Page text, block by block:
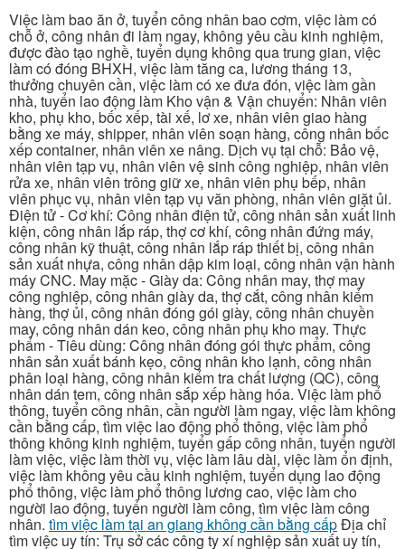
Việc làm bao ăn ở, tuyển công nhân bao cơm, việc làm có
chỗ ở, công nhân đi làm ngay, không yêu cầu kinh nghiệm,
được đào tạo nghề, tuyển dụng không qua trung gian, việc
làm có đóng BHXH, việc làm tăng ca, lương tháng 13,
thưởng chuyên cần, việc làm có xe đưa đón, việc làm gần
nhà, tuyển lao động làm Kho vận & Vận chuyển: Nhân viên
kho, phụ kho, bốc xếp, tài xế, lơ xe, nhân viên giao hàng
bằng xe máy, shipper, nhân viên soạn hàng, công nhân bốc
xếp container, nhân viên xe nâng. Dịch vụ tại chỗ: Bảo vệ,
nhân viên tạp vụ, nhân viên vệ sinh công nghiệp, nhân viên
rửa xe, nhân viên trông giữ xe, nhân viên phụ bếp, nhân
viên phục vụ, nhân viên tạp vụ văn phòng, nhân viên giặt ủi.
Điện tử - Cơ khí: Công nhân điện tử, công nhân sản xuất linh
kiện, công nhân lắp ráp, thợ cơ khí, công nhân đứng máy,
công nhân kỹ thuật, công nhân lắp ráp thiết bị, công nhân
sản xuất nhựa, công nhân dập kim loại, công nhân vận hành
máy CNC. May mặc - Giày da: Công nhân may, thợ may
công nghiệp, công nhân giày da, thợ cắt, công nhân kiểm
hàng, thợ ủi, công nhân đóng gói giày, công nhân chuyền
may, công nhân dán keo, công nhân phụ kho may. Thực
phẩm - Tiêu dùng: Công nhân đóng gói thực phẩm, công
nhân sản xuất bánh kẹo, công nhân kho lạnh, công nhân
phân loại hàng, công nhân kiểm tra chất lượng (QC), công
nhân dán tem, công nhân sắp xếp hàng hóa. Việc làm phổ
thông, tuyển công nhân, cần người làm ngay, việc làm không
cần bằng cấp, tìm việc lao động phổ thông, việc làm phổ
thông không kinh nghiệm, tuyển gấp công nhân, tuyển người
làm việc, việc làm thời vụ, việc làm lâu dài, việc làm ổn định,
việc làm không yêu cầu kinh nghiệm, tuyển dụng lao động
phổ thông, việc làm phổ thông lương cao, việc làm cho
người lao động, tuyển người làm công, tìm việc làm công
nhân. tìm việc làm tại an giang không cần bằng cấpĐịa chỉ
tìm việc uy tín: Trụ sở các công ty xí nghiệp sản xuất uy tín,